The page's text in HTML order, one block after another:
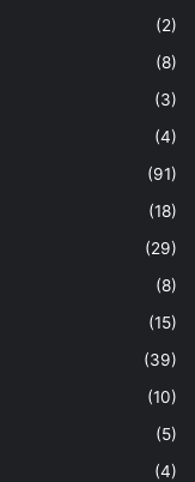
(2)
(8)
(3)
(4)
(91)
(18)
(29)
(8)
(15)
(39)
(10)
(5)
(4)